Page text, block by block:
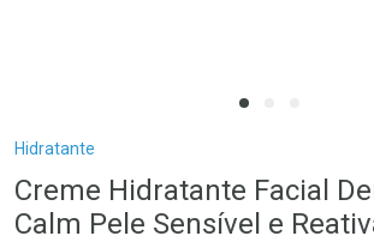
Breadcrumb
Hidratante
Creme Hidratante Facial
Calm Pele Sensível e